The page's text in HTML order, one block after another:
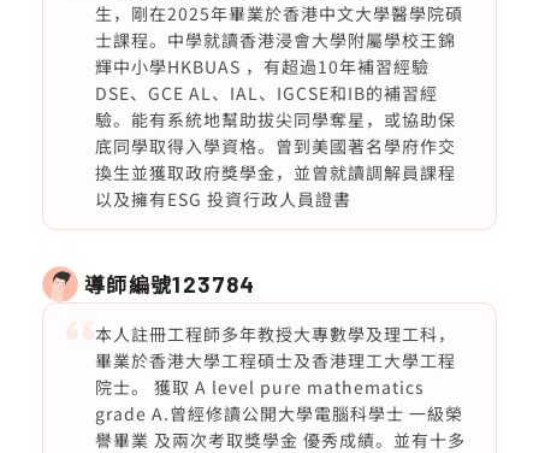
生，剛在2025年畢業於香港中文大學醫學院碩
士課程。中學就讀香港浸會大學附屬學校王錦
輝中小學HKBUAS ，有超過10年補習經驗
DSE、GCE AL、IAL、IGCSE和IB的補習經
驗。能有系統地幫助拔尖同學奪星，或協助保
底同學取得入學資格。曾到美國著名學府作交
換生並獲取政府獎學金，並曾就讀調解員課程
以及擁有ESG 投資行政人員證書
導師編號123784
本人註冊工程師多年教授大專數學及理工科，
畢業於香港大學工程碩士及香港理工大學工程
院士。 獲取 A level pure mathematics
grade A.曾經修讀公開大學電腦科學士 一級榮
譽畢業 及兩次考取獎學金 優秀成績。並有十多